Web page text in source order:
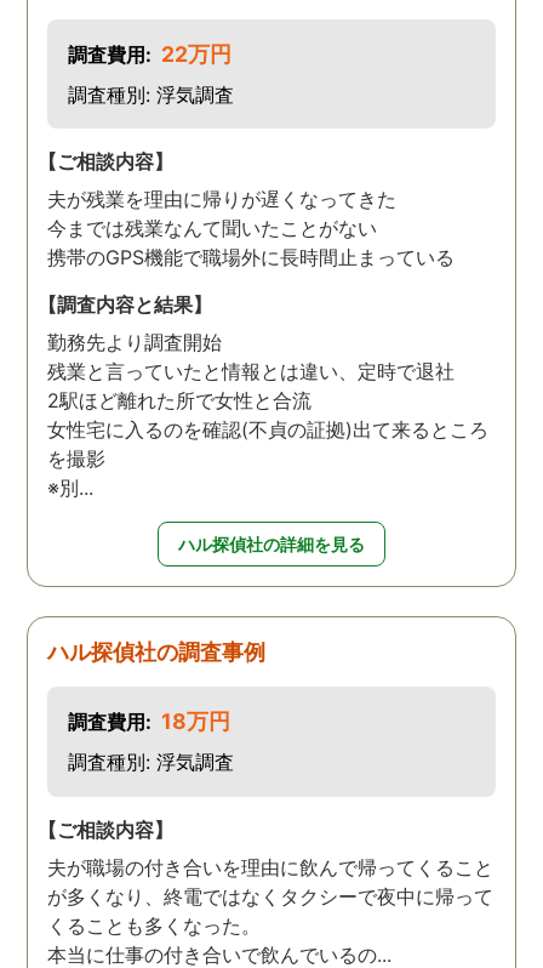
調査費用: 22万円
調査種別: 浮気調査
【ご相談内容】
夫が残業を理由に帰りが遅くなってきた
今までは残業なんて聞いたことがない
携帯のGPS機能で職場外に長時間止まっている
【調査内容と結果】
勤務先より調査開始
残業と言っていたと情報とは違い、定時で退社
2駅ほど離れた所で女性と合流
女性宅に入るのを確認(不貞の証拠)出て来るところ
を撮影
※別...
ハル探偵社の詳細を見る
ハル探偵社の調査事例
調査費用: 18万円
調査種別: 浮気調査
【ご相談内容】
夫が職場の付き合いを理由に飲んで帰ってくること
が多くなり、終電ではなくタクシーで夜中に帰って
くることも多くなった。
本当に仕事の付き合いで飲んでいるの...